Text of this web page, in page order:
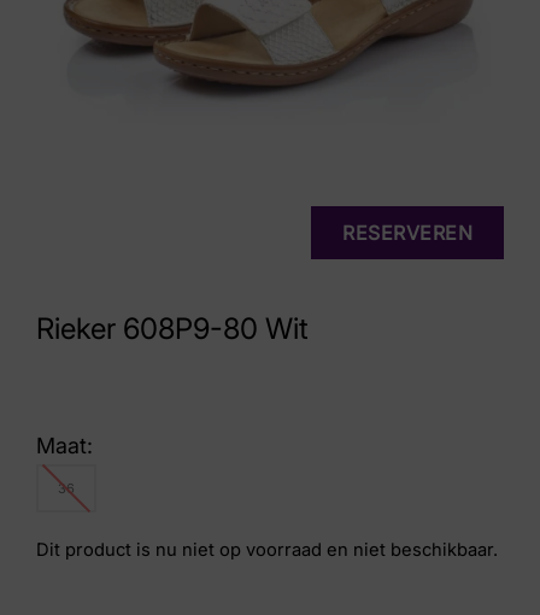
Rieker 608P9-80 Wit
RESERVEREN
Maat:
36
Dit product is nu niet op voorraad en niet beschikbaar.